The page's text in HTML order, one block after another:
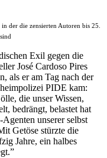
der die zensierten Autoren bis 25.
Exil gegen die
José Cardoso Pires
als er am Tag nach der
PIDE kam:
die unser Wissen,
bedrängt, belastet hat
unserer selbst
Getöse stürzte die
Jahre, ein halbes